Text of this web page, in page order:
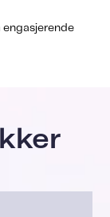
engasjerende